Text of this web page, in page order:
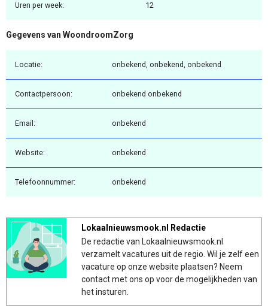
Uren per week: 12
Gegevens van WoondroomZorg
Locatie: onbekend, onbekend, onbekend
Contactpersoon: onbekend onbekend
Email: onbekend
Website: onbekend
Telefoonnummer: onbekend
Lokaalnieuwsmook.nl Redactie
De redactie van Lokaalnieuwsmook.nl
verzamelt vacatures uit de regio. Wil je zelf een
vacature op onze website plaatsen? Neem
contact met ons op voor de mogelijkheden van
het insturen.